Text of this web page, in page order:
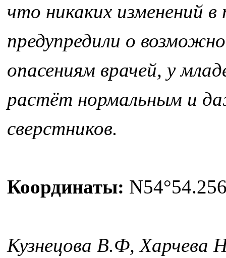
что никаких изменений
предупредили о
опасениям врачей, у
растёт нормальным и
сверстников.
Координаты:
Кузнецова В.Ф, Харчева